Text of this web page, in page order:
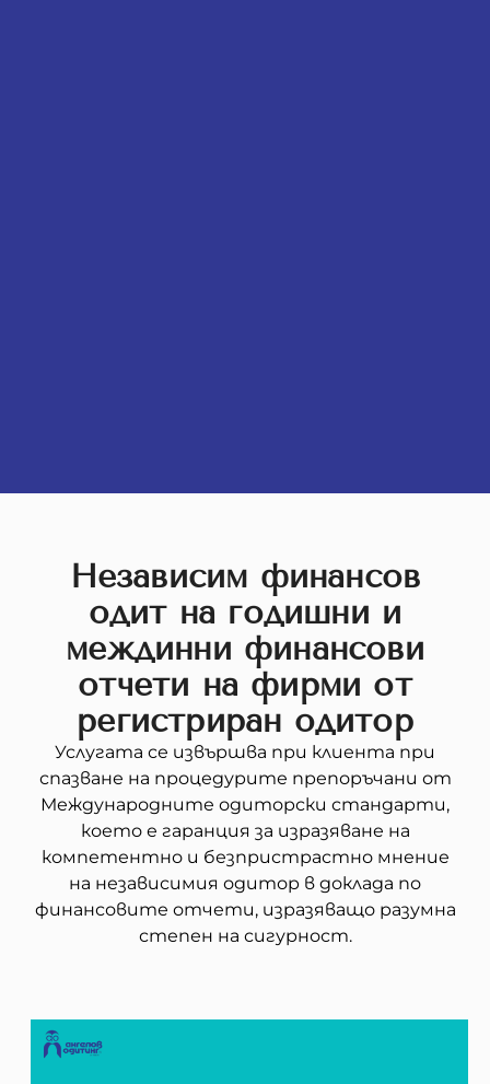
Независим финансов
одит на годишни и
междинни финансови
отчети на фирми от
регистриран одитор
Услугата се извършва при клиента при
спазване на процедурите препоръчани от
Международните одиторски стандарти,
което е гаранция за изразяване на
компетентно и безпристрастно мнение
на независимия одитор в доклада по
финансовите отчети, изразяващо разумна
степен на сигурност.